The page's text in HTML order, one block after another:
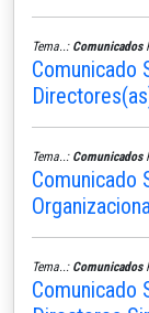
Tema..: Comunicados
Comunicado
Tema..: Comunicados
Comunicado
Tema..: Comunicados
Comunicado